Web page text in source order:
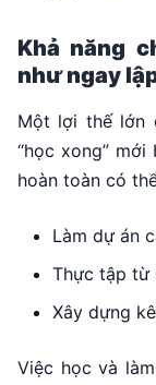
Khả năng
như ngay
Một lợi thế lớn
“học xong”
hoàn toàn có
Làm dự án
Thực tập từ
Xây dựng
Việc học và